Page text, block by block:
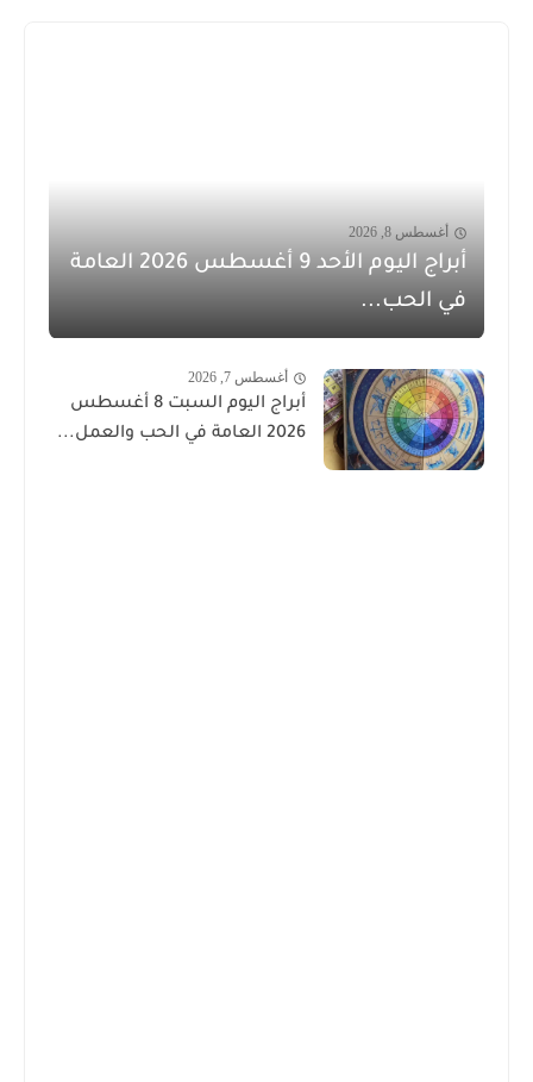
أغسطس 8, 2026
أبراج اليوم الأحد 9 أغسطس 2026 العامة
في الحب...
أغسطس 7, 2026
أبراج اليوم السبت 8 أغسطس
2026 العامة في الحب والعمل...